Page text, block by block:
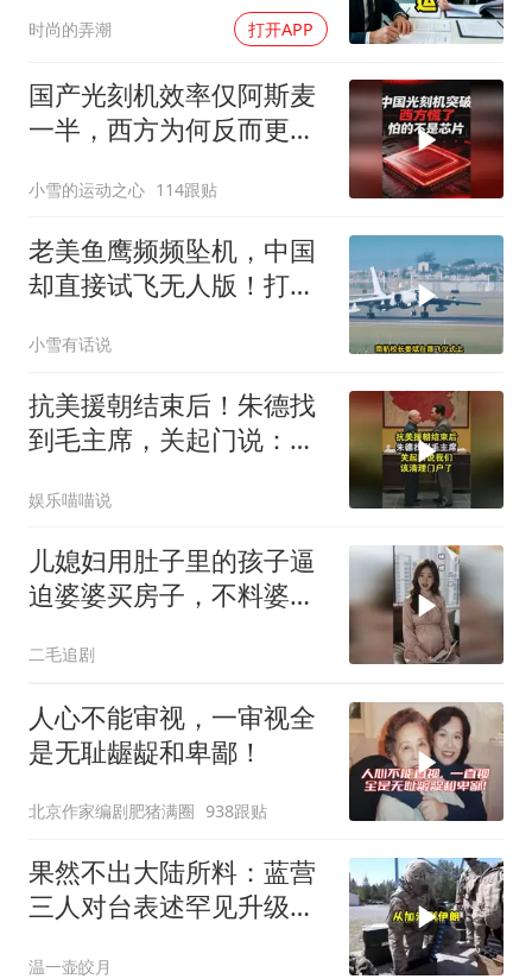
时尚的弄潮 打开APP
国产光刻机效率仅阿斯麦
一半，西方为何反而更
小雪的运动之心 114跟贴
老美鱼鹰频频坠机，中国
却直接试飞无人版！打着
小雪有话说
抗美援朝结束后！朱德找
到毛主席，关起门说：我
娱乐喵喵说
儿媳妇用肚子里的孩子逼
迫婆婆买房子，不料婆婆
二毛追剧
人心不能审视，一审视全
是无耻龌龊和卑鄙！
北京作家编剧肥猪满圈 938跟贴
果然不出大陆所料：蓝营
三人对台表述罕见升级，
温一壶皎月